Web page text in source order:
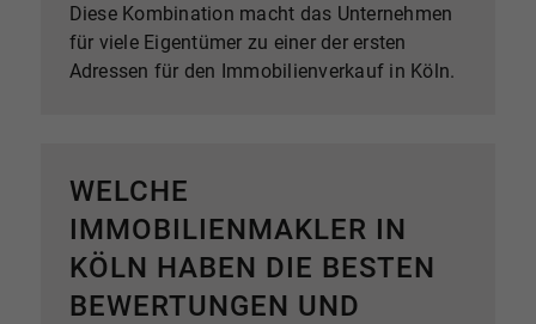
Diese Kombination macht das Unternehmen
für viele Eigentümer zu einer der ersten
Adressen für den Immobilienverkauf in Köln.
WELCHE
IMMOBILIENMAKLER IN
KÖLN HABEN DIE BESTEN
BEWERTUNGEN UND